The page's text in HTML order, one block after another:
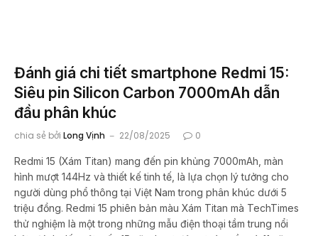
Đánh giá chi tiết smartphone Redmi 15:
Siêu pin Silicon Carbon 7000mAh dẫn
đầu phân khúc
chia sẻ bởi Long Vịnh 22/08/2025 0
Redmi 15 (Xám Titan) mang đến pin khủng 7000mAh, màn
hình mượt 144Hz và thiết kế tinh tế, là lựa chọn lý tưởng cho
người dùng phổ thông tại Việt Nam trong phân khúc dưới 5
triệu đồng. Redmi 15 phiên bản màu Xám Titan mà TechTimes
thử nghiệm là một trong những mẫu điện thoại tầm trung nổi